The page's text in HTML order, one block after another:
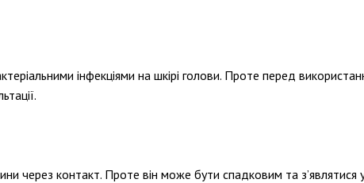
інфекціями на шкірі голови. Проте перед
контакт. Проте він може бути спадковим та з’являтися у